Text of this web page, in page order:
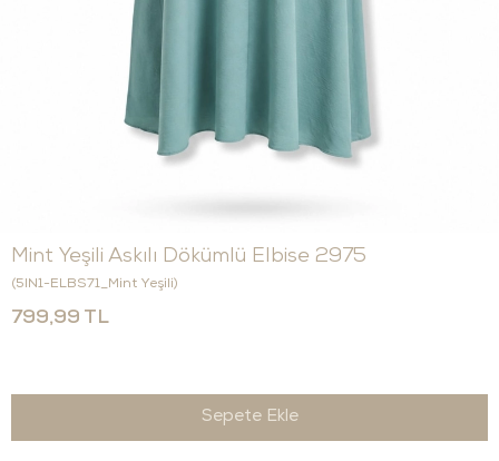
Mint Yeşili Askılı Dökümlü Elbise 2975
(5IN1-ELBS71_Mint Yeşili)
799,99 TL